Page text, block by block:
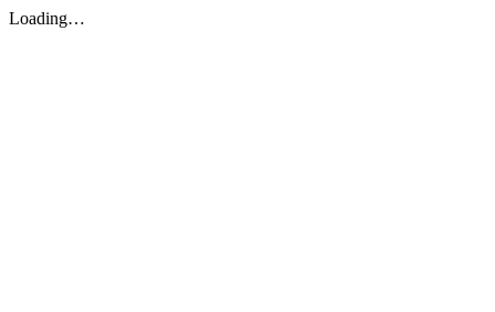
Loading…